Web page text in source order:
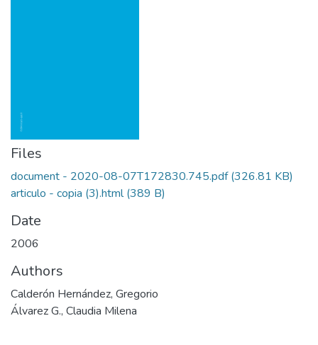
Files
document - 2020-08-07T172830.745.pdf(326.81 KB)
articulo - copia (3).html(389 B)
Date
2006
Authors
Calderón Hernández, Gregorio
Álvarez G., Claudia Milena